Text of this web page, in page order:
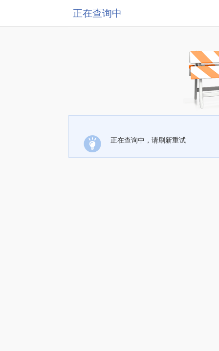
正在查询中
正在查询中，请刷新重试